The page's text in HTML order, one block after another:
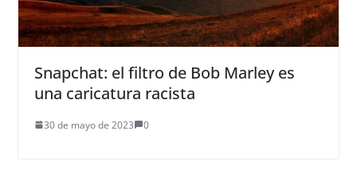
Snapchat: el filtro de Bob Marley es
una caricatura racista
30 de mayo de 2023 0